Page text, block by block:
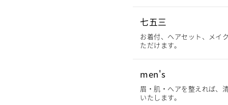
七五三
お着付、ヘアセット、メイ
ただけます。
men's
眉・肌・ヘアを整えれば、
いたします。